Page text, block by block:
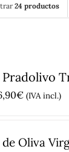
24 productos
Pradolivo
€El
es:
(IVA incl.)
Oliva